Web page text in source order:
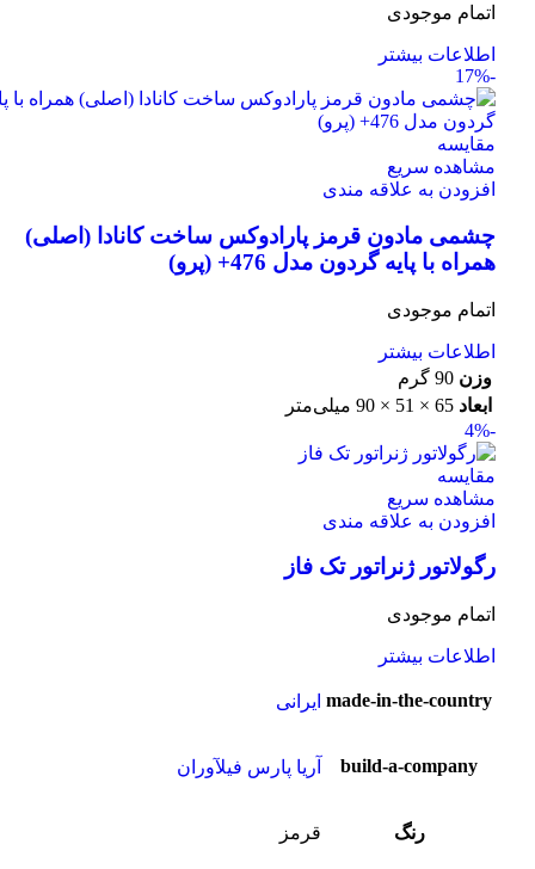
اتمام موجودی
اطلاعات بیشتر
-17%
مقایسه
مشاهده سریع
افزودن به علاقه مندی
چشمی مادون قرمز پارادوکس ساخت کانادا (اصلی)
همراه با پایه گردون مدل 476+ (پرو)
اتمام موجودی
اطلاعات بیشتر
وزن 90 گرم
ابعاد 65 × 51 × 90 میلی‌متر
-4%
مقایسه
مشاهده سریع
افزودن به علاقه مندی
رگولاتور ژنراتور تک فاز
اتمام موجودی
اطلاعات بیشتر
made-in-the-country ایرانی
build-a-company آریا پارس فیلآوران
رنگ قرمز